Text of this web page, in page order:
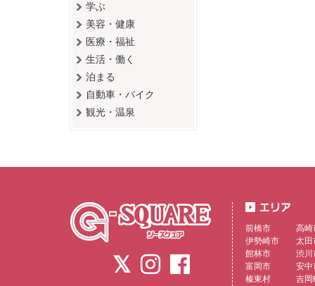
学ぶ
美容・健康
医療・福祉
生活・働く
泊まる
自動車・バイク
観光・温泉
前橋市
高崎
伊勢崎市
太田
館林市
渋川
富岡市
安中
榛東村
吉岡